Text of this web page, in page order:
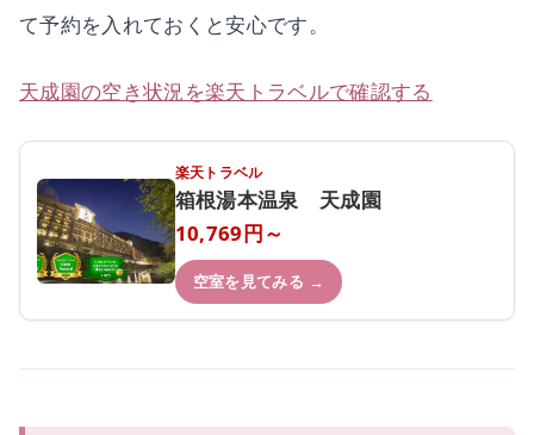
て予約を入れておくと安心です。
天成園の空き状況を楽天トラベルで確認する
楽天トラベル
箱根湯本温泉 天成園
10,769円～
空室を見てみる →